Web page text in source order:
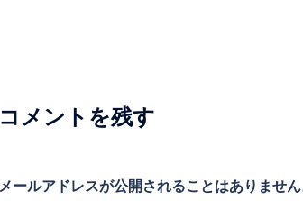
コメントを残す
メールアドレスが公開されることはありません